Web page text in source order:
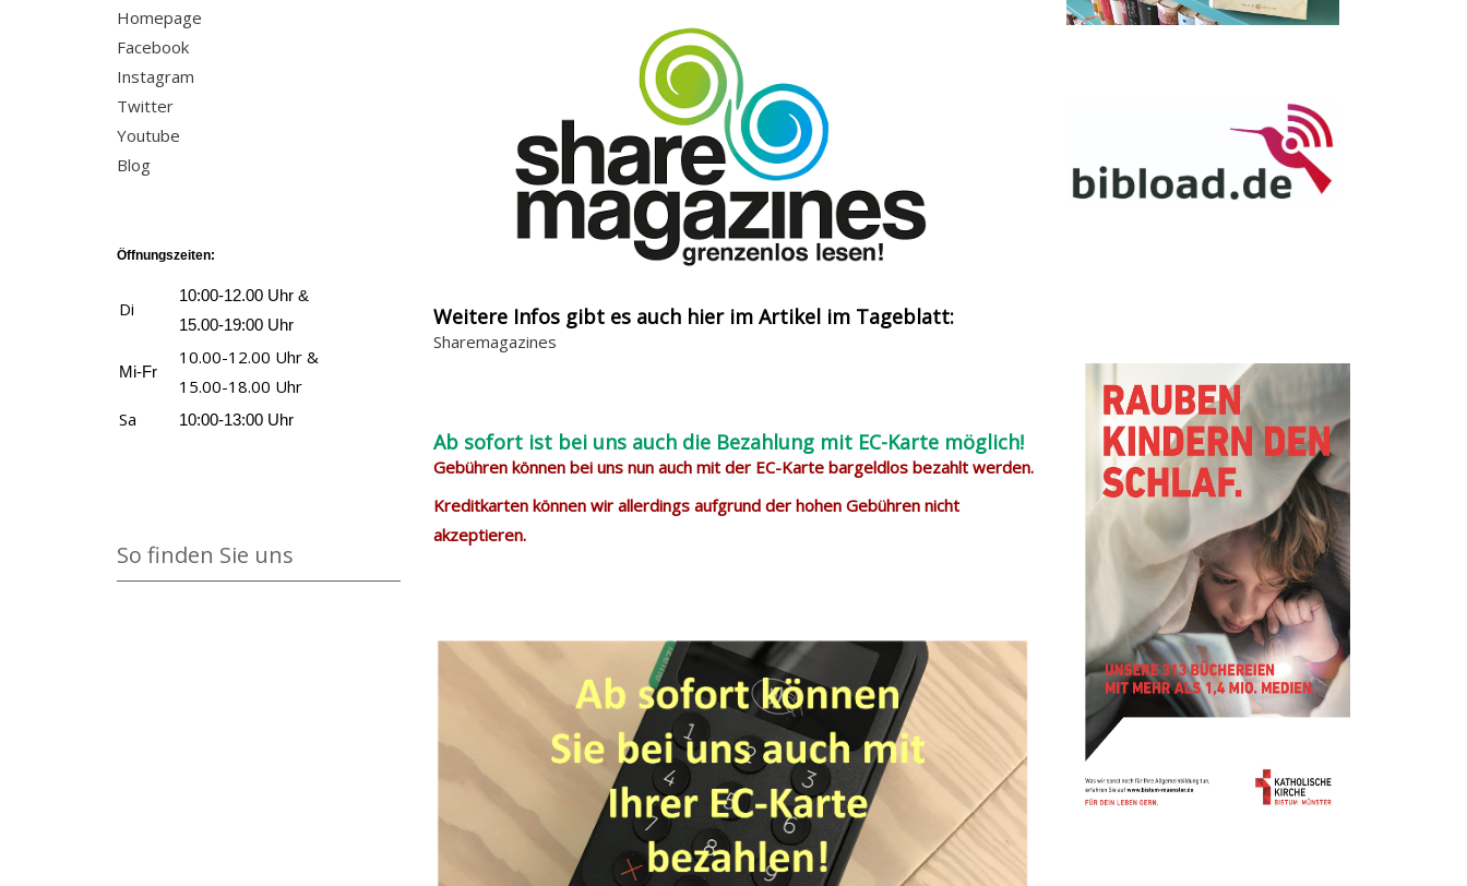
Homepage
Facebook
Instagram
Twitter
Youtube
Blog
Öffnungszeiten:
Di
10:00-12.00 Uhr &
15.00-19:00 Uhr
Mi-Fr
10.00-12.00 Uhr &
15.00-18.00 Uhr
Sa
10:00-13:00 Uhr
So finden Sie uns
Weitere Infos gibt es auch hier im Artikel im Tageblatt:
Sharemagazines
Ab sofort ist bei uns auch die Bezahlung mit EC-Karte möglich!
Gebühren können bei uns nun auch mit der EC-Karte bargeldlos bezahlt werden.
Kreditkarten können wir allerdings aufgrund der hohen Gebühren nicht
akzeptieren.